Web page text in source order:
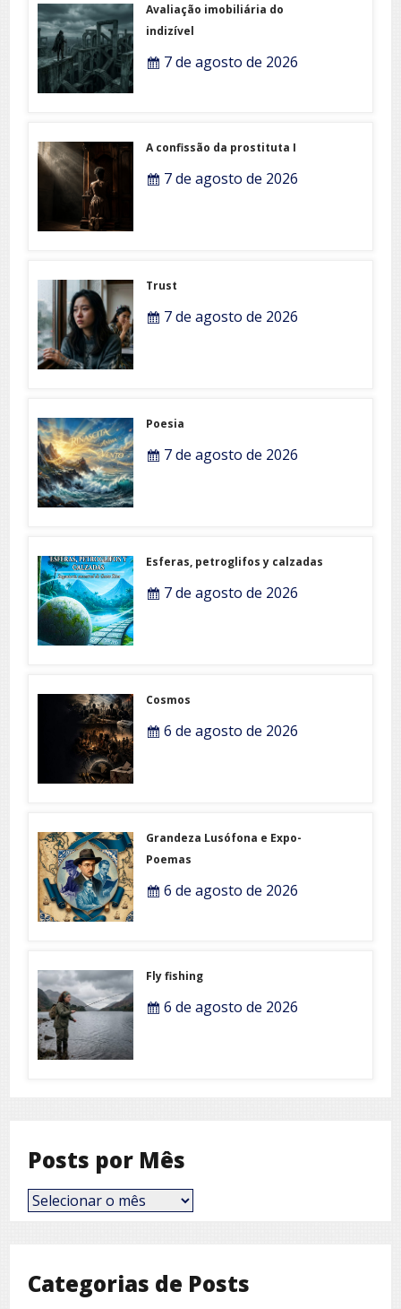
Avaliação imobiliária do
indizível
7 de agosto de 2026
A confissão da prostituta I
7 de agosto de 2026
Trust
7 de agosto de 2026
Poesia
7 de agosto de 2026
Esferas, petroglifos y calzadas
7 de agosto de 2026
Cosmos
6 de agosto de 2026
Grandeza Lusófona e Expo-
Poemas
6 de agosto de 2026
Fly fishing
6 de agosto de 2026
Posts por Mês
Posts
por
Categorias de Posts